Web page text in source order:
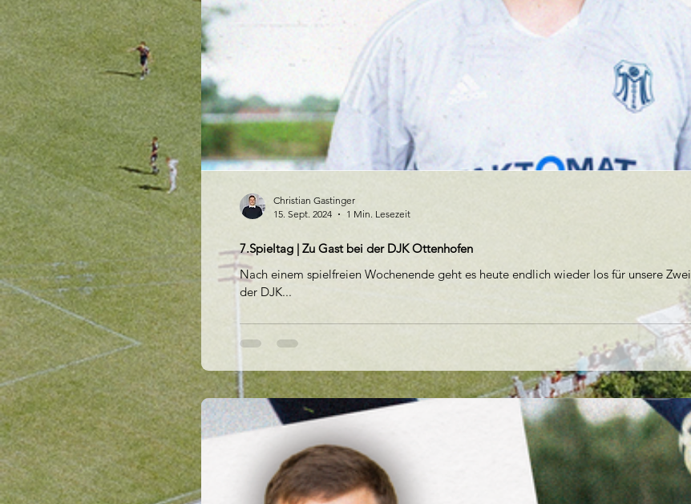
7.Spieltag | Zu Gast bei der DJK Ottenhofen
Nach einem spielfreien Wochenende geht es heute endlich wieder los für unsere
der DJK...
Christian Gastinger
15. Sept. 2024
1 Min. Lesezeit